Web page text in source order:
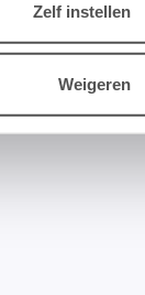
Zelf instellen
Weigeren